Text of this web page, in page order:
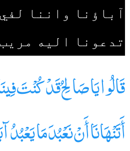
آباؤنا واننا
تدعونا اليه مريب
قَالُوا يَا صَالِحُ قَدْ كُنْتَ
أَتَنْهَانَا أَنْ نَعْبُدَ مَا يَعْبُدُ